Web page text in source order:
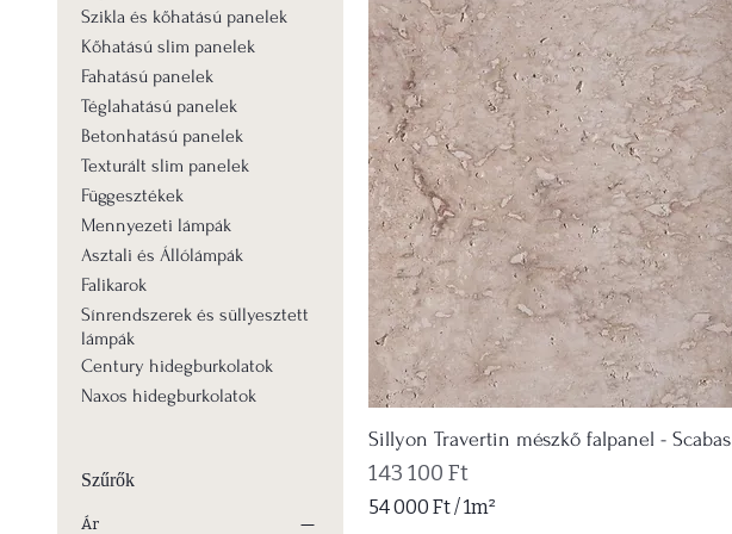
Szikla és kőhatású panelek
Kőhatású slim panelek
Fahatású panelek
Téglahatású panelek
Betonhatású panelek
Texturált slim panelek
Függesztékek
Mennyezeti lámpák
Asztali és Állólámpák
Falikarok
Sínrendszerek és süllyesztett
lámpák
Century hidegburkolatok
Naxos hidegburkolatok
Szűrők
Ár
Sillyon Travertin mészkő falpanel - Scabas
Ár
143 100 Ft
54 000 Ft/1m²